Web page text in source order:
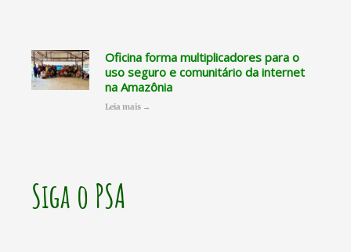
Oficina forma multiplicadores para o
uso seguro e comunitário da internet
na Amazônia
Leia mais →
Siga o PSA